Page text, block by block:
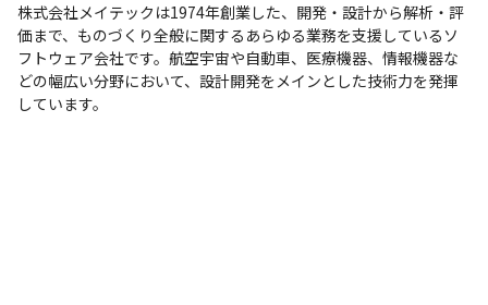
株式会社メイテックは1974年創業した、開発・設計から解析・評
価まで、ものづくり全般に関するあらゆる業務を支援しているソ
フトウェア会社です。航空宇宙や自動車、医療機器、情報機器な
どの幅広い分野において、設計開発をメインとした技術力を発揮
しています。